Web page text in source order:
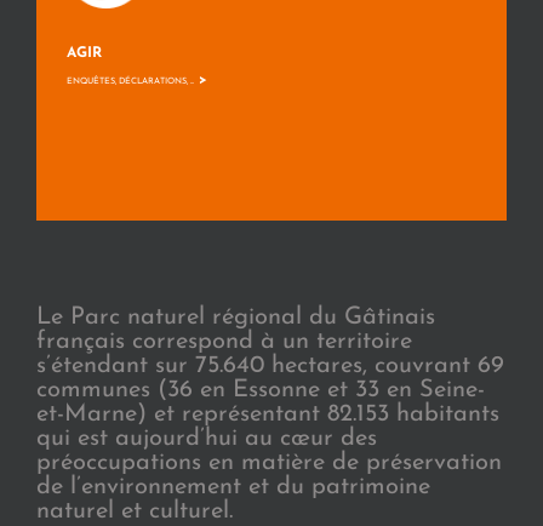
AGIR
ENQUÊTES, DÉCLARATIONS, ... >
Le Parc naturel régional du Gâtinais
français correspond à un territoire
s’étendant sur 75.640 hectares, couvrant 69
communes (36 en Essonne et 33 en Seine-
et-Marne) et représentant 82.153 habitants
qui est aujourd’hui au cœur des
préoccupations en matière de préservation
de l’environnement et du patrimoine
naturel et culturel.